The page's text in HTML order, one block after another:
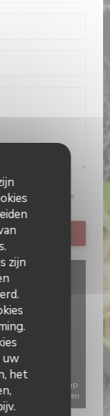
zijn
uw
het
af te melden voor
me-niet.nl
. Voor meer
moet u Waze Map
navigatie- en